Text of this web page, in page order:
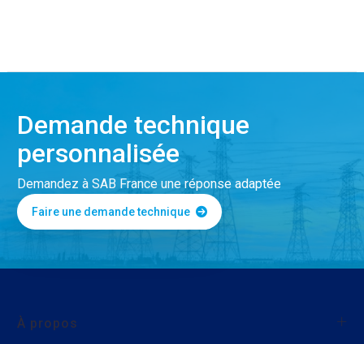
Demande technique
personnalisée
Demandez à SAB France une réponse adaptée
Faire une demande technique
À propos